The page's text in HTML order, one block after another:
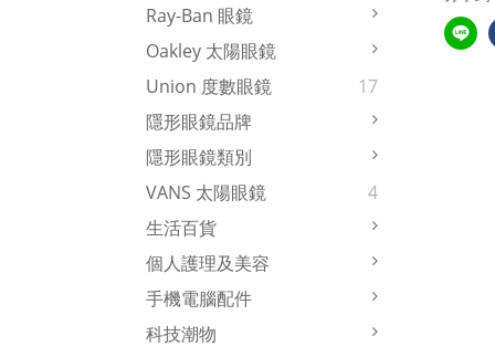
Ray-Ban 眼鏡
Oakley 太陽眼鏡
Union 度數眼鏡
17
隱形眼鏡品牌
隱形眼鏡類別
VANS 太陽眼鏡
4
生活百貨
個人護理及美容
手機電腦配件
科技潮物